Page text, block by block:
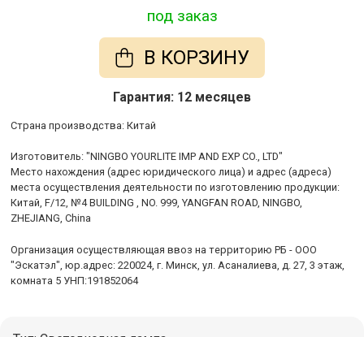
под заказ
В КОРЗИНУ
Гарантия: 12 месяцев
Cтрана производства: Китай
Изготовитель: "NINGBO YOURLITE IMP AND EXP CO., LTD"
Место нахождения (адрес юридического лица) и адрес (адреса)
места осуществления деятельности по изготовлению продукции:
Китай, F/12, №4 BUILDING , NO. 999, YANGFAN ROAD, NINGBO,
ZHEJIANG, China
Организация осуществляющая ввоз на территорию РБ - ООО
"Эскатэл", юр.адрес: 220024, г. Минск, ул. Асаналиева, д. 27, 3 этаж,
комната 5 УНП:191852064